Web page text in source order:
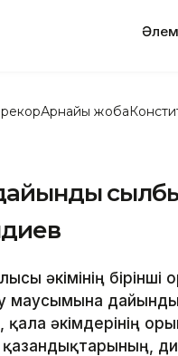
Арнайы жоба
әкімінің
маусымына
әкімдерінің